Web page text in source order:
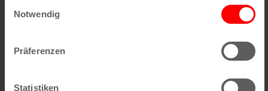
Trigger Symbol ändern oder widerrufen
Informationen über Ihre geografische Lage
können
Notwendig
Präferenzen
Statistiken
10 Puppenspiel „Feuerwehrmann Sam“
Deutschland